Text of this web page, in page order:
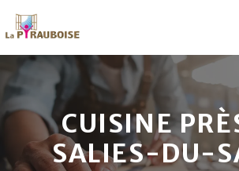
CUISINE
SALIES-DU-